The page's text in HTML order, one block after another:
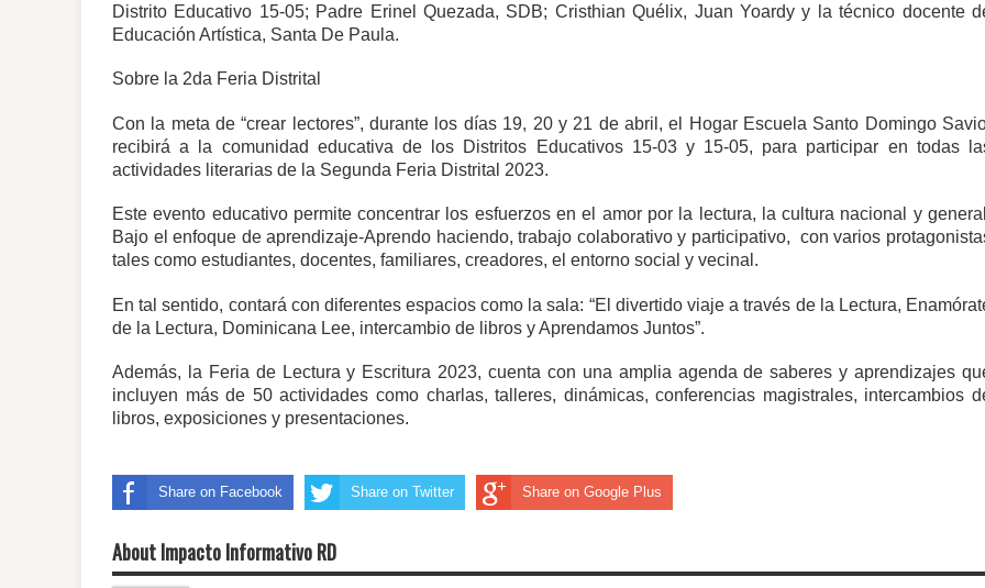
Distrito Educativo 15-05; Padre Erinel Quezada, SDB; Cristhian Quélix, Juan Yoardy y la técnico docente
Educación Artística, Santa De Paula.
Sobre la 2da Feria Distrital
Con la meta de “crear lectores”, durante los días 19, 20 y 21 de abril, el Hogar Escuela Santo Domingo
recibirá a la comunidad educativa de los Distritos Educativos 15-03 y 15-05, para participar en todas
actividades literarias de la Segunda Feria Distrital 2023.
Este evento educativo permite concentrar los esfuerzos en el amor por la lectura, la cultura nacional y
Bajo el enfoque de aprendizaje-Aprendo haciendo, trabajo colaborativo y participativo, con varios
tales como estudiantes, docentes, familiares, creadores, el entorno social y vecinal.
En tal sentido, contará con diferentes espacios como la sala: “El divertido viaje a través de la Lectura,
de la Lectura, Dominicana Lee, intercambio de libros y Aprendamos Juntos”.
Además, la Feria de Lectura y Escritura 2023, cuenta con una amplia agenda de saberes y aprendizajes
incluyen más de 50 actividades como charlas, talleres, dinámicas, conferencias magistrales, intercambios
libros, exposiciones y presentaciones.
Share on Facebook Share on Twitter Share on Google Plus
About Impacto Informativo RD